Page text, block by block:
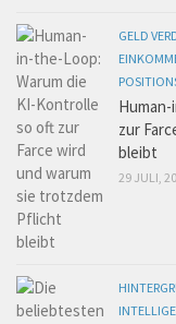
GELD
zur
bleibt
29 JULI,